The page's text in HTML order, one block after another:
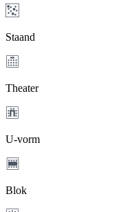
Staand
Theater
U-vorm
Blok